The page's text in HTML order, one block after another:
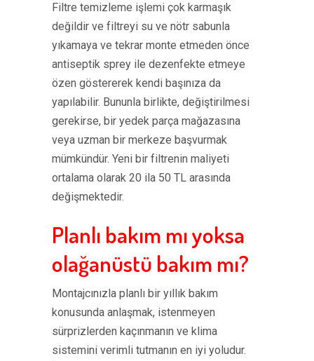
Filtre temizleme işlemi çok karmaşık
değildir ve filtreyi su ve nötr sabunla
yıkamaya ve tekrar monte etmeden önce
antiseptik sprey ile dezenfekte etmeye
özen göstererek kendi başınıza da
yapılabilir. Bununla birlikte, değiştirilmesi
gerekirse, bir yedek parça mağazasına
veya uzman bir merkeze başvurmak
mümkündür. Yeni bir filtrenin maliyeti
ortalama olarak 20 ila 50 TL arasında
değişmektedir.
Planlı bakım mı yoksa
olağanüstü bakım mı?
Montajcınızla planlı bir yıllık bakım
konusunda anlaşmak, istenmeyen
sürprizlerden kaçınmanın ve klima
sistemini verimli tutmanın en iyi yoludur.